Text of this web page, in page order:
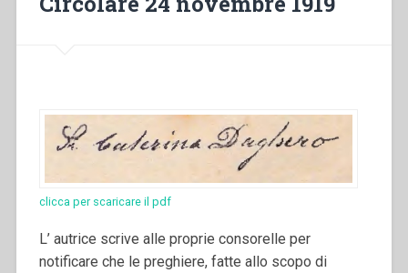
clicca per scaricare il pdf
L’ autrice scrive alle proprie consorelle per
notificare che le preghiere, fatte allo scopo di